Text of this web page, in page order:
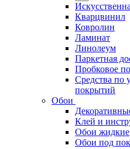
Кварцвинил
Ковролин
Ламинат
Линолеум
Паркетная
Пробковое
Средства по
покрытий
Обои
Клей и
Обои жидкие
Обои под